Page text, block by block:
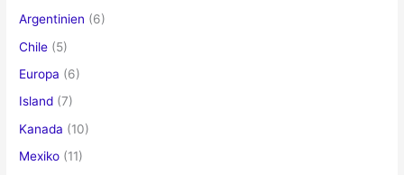
:
Argentinien (6)
Chile (5)
Europa (6)
Island (7)
Kanada (10)
Mexiko (11)